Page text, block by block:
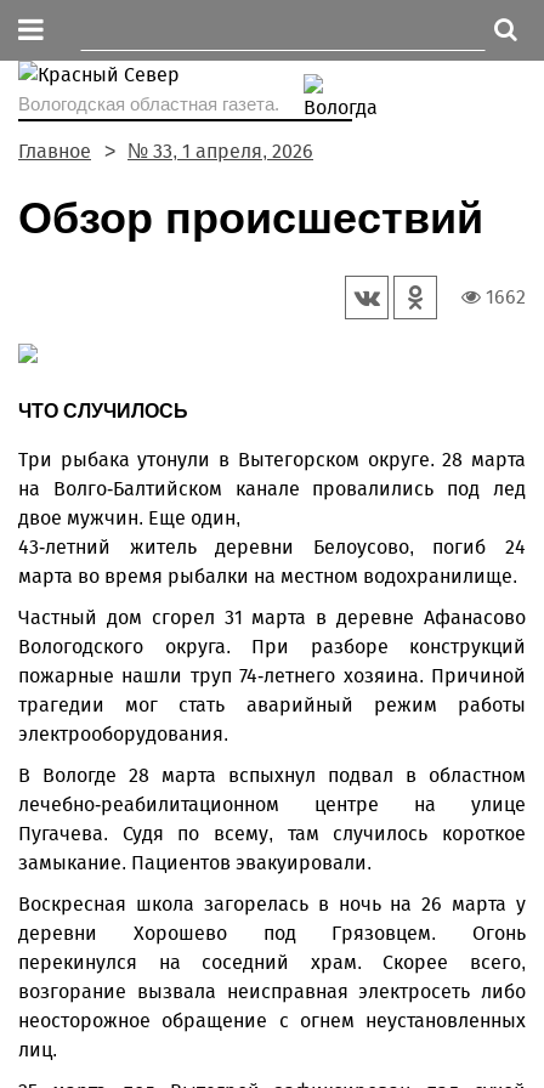
Вологодская областная газета.
Главное № 33, 1 апреля, 2026
Обзор происшествий
1662
ЧТО СЛУЧИЛОСЬ
Три рыбака утонули в Вытегорском округе. 28 марта
на Волго-Балтийском канале провалились под лед
двое мужчин. Еще один,
43-летний житель деревни Белоусово, погиб 24
марта во время рыбалки на местном водохранилище.
Частный дом сгорел 31 марта в деревне Афанасово
Вологодского округа. При разборе конструкций
пожарные нашли труп 74-летнего хозяина. Причиной
трагедии мог стать аварийный режим работы
электрооборудования.
В Вологде 28 марта вспыхнул подвал в областном
лечебно-реабилитационном центре на улице
Пугачева. Судя по всему, там случилось короткое
замыкание. Пациентов эвакуировали.
Воскресная школа загорелась в ночь на 26 марта у
деревни Хорошево под Грязовцем. Огонь
перекинулся на соседний храм. Скорее всего,
возгорание вызвала неисправная электросеть либо
неосторожное обращение с огнем неустановленных
лиц.